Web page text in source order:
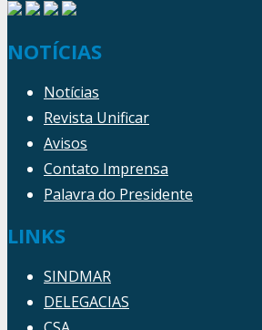
NOTÍCIAS
Notícias
Revista Unificar
Avisos
Contato Imprensa
Palavra do Presidente
LINKS
SINDMAR
DELEGACIAS